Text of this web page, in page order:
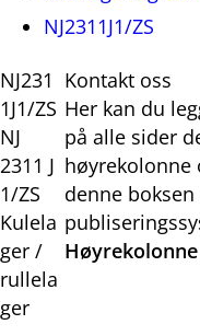
NJ2311J1/ZS
NJ231
1J1/ZS
NJ
2311 J
1/ZS
Kulela
ger /
rullela
ger
Kontakt oss
Her kan du
på alle sider
høyrekolonne
denne